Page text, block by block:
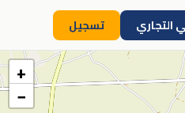
تسجيل
+
−